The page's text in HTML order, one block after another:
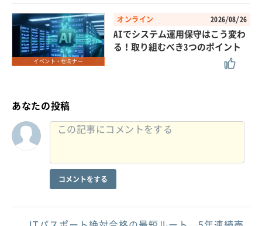
イベント・セミナー
オンライン 2026/08/26
AIでシステム運用保守はこう変わ
る！取り組むべき3つのポイント
あなたの投稿
コメントをする